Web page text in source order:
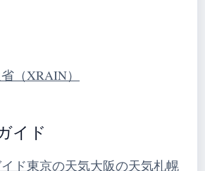
（XRAIN）
イド
ド東京の天気大阪の天気札幌